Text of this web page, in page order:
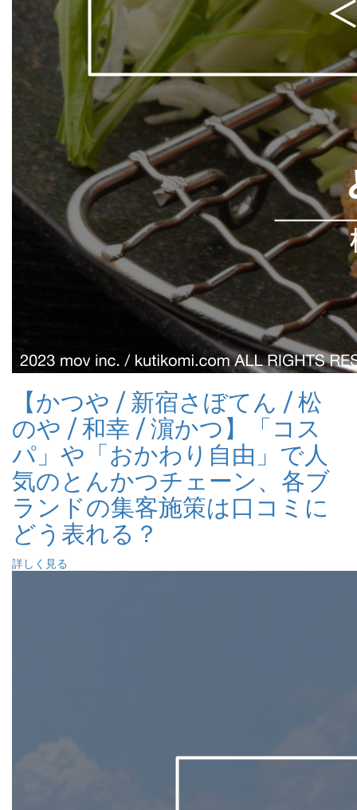
【かつや / 新宿さぼてん / 松
のや / 和幸 / 濵かつ】「コス
パ」や「おかわり自由」で人
気のとんかつチェーン、各ブ
ランドの集客施策は口コミに
どう表れる？
詳しく見る